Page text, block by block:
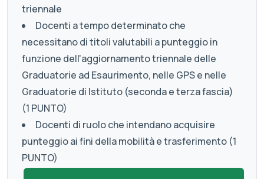
triennale
Docenti a tempo determinato che
necessitano di titoli valutabili a punteggio in
funzione dell'aggiornamento triennale delle
Graduatorie ad Esaurimento, nelle GPS e nelle
Graduatorie di Istituto (seconda e terza fascia)
(1 PUNTO)
Docenti di ruolo che intendano acquisire
punteggio ai fini della mobilità e trasferimento (1
PUNTO)